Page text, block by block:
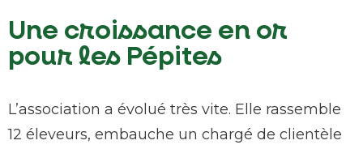
Une croissance en or
pour les Pépites
L’association a évolué très vite. Elle rassemble
12 éleveurs, embauche un chargé de clientèle